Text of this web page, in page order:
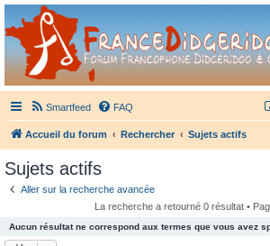
France Didgeridoo
Didgeridoo et Guimbarde sur France Didgeridoo - retrouvez
Smartfeed FAQ
Accueil du forum Rechercher Sujets actifs
Sujets actifs
Aller sur la recherche avancée
La recherche a retourné 0 résultat •
Aucun résultat ne correspond aux termes que vous avez